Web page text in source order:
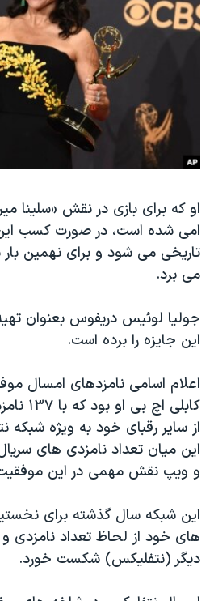
او که برای بازی در نقش «سلینا
امی شده است، در صورت کسب
تاریخی می شود و برای نهمین بار
می برد.
این جایزه را برده است.
اعلام اسامی نامزدهای امسال
از سایر رقبای خود به ویژه
این میان تعداد نامزدی های
و ویپ نقش مهمی در این
این شبکه سال گذشته برای
های خود از لحاظ تعداد نامزدی
دیگر (نتفلیکس) شکست خورد.